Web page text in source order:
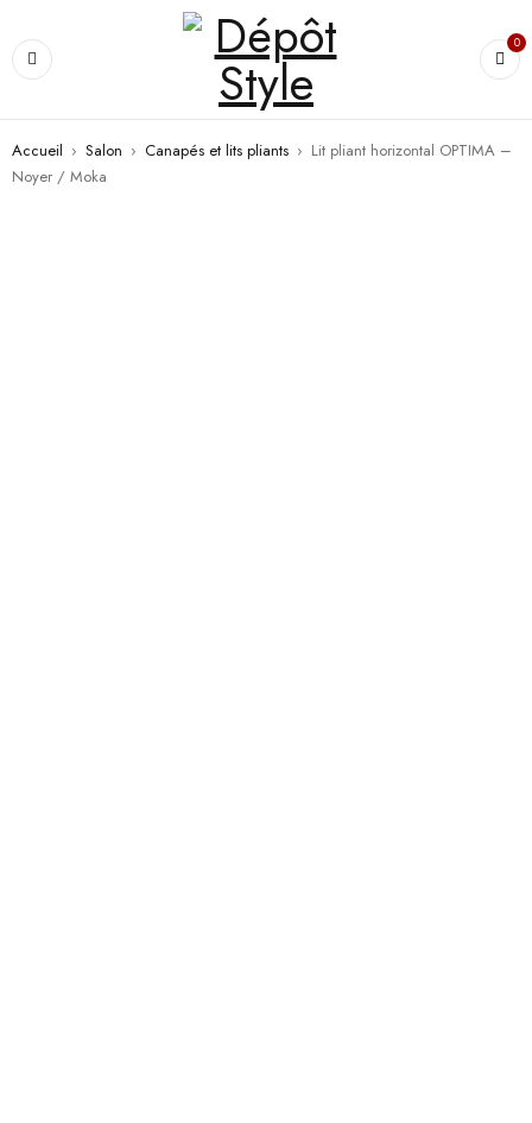
0
Accueil › Salon › Canapés et lits pliants › Lit pliant horizontal OPTIMA –
Noyer / Moka